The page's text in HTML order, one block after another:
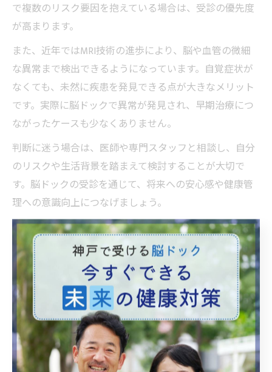
で複数のリスク要因を抱えている場合は、受診の優先度
が高まります。
また、近年ではMRI技術の進歩により、脳や血管の微細
な異常まで検出できるようになっています。自覚症状が
なくても、未然に疾患を発見できる点が大きなメリット
です。実際に脳ドックで異常が発見され、早期治療につ
ながったケースも少なくありません。
判断に迷う場合は、医師や専門スタッフと相談し、自分
のリスクや生活背景を踏まえて検討することが大切で
す。脳ドックの受診を通じて、将来への安心感や健康管
理への意識向上につなげましょう。
躊躇や後悔の声から見る検査の本質
脳ドック後悔の声に見られる主な理由
脳ドックを受けた後に「後悔した」と感じる方の多く
は、検査で異常が見つからなかった場合や、費用対効果
に疑問を持った場合が挙げられます。特に自覚症状がな
い状態で受診し、結果が異常なしであった場合「意味が